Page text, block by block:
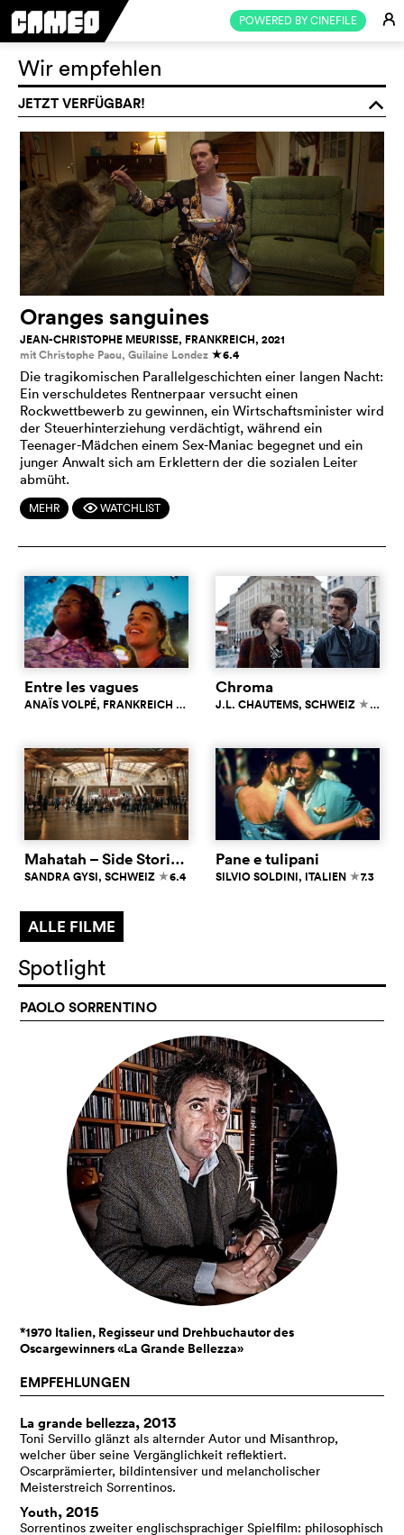
POWERED BY CINEFILE E
Wir empfehlen
JETZT VERFÜGBAR! o
Oranges sanguines
JEAN-CHRISTOPHE MEURISSE, FRANKREICH, 2021
mit Christophe Paou, Guilaine Londez c6.4
Die tragikomischen Parallelgeschichten einer langen Nacht:
Ein verschuldetes Rentnerpaar versucht einen
Rockwettbewerb zu gewinnen, ein Wirtschaftsminister wird
der Steuerhinterziehung verdächtigt, während ein
Teenager-Mädchen einem Sex-Maniac begegnet und ein
junger Anwalt sich am Erklettern der die sozialen Leiter
abmüht.
MEHR FWATCHLIST
Entre les vagues
ANAÏS VOLPÉ, FRANKREICH
Chroma
J.L. CHAUTEMS, SCHWEIZ c6.9
Mahatah – Side Stories from Main Stations
SANDRA GYSI, SCHWEIZ c6.4
Pane e tulipani
SILVIO SOLDINI, ITALIEN c7.3
ALLE FILME
Spotlight
PAOLO SORRENTINO
*1970 Italien, Regisseur und Drehbuchautor des
Oscargewinners «La Grande Bellezza»
EMPFEHLUNGEN
La grande bellezza, 2013
Toni Servillo glänzt als alternder Autor und Misanthrop,
welcher über seine Vergänglichkeit reflektiert.
Oscarprämierter, bildintensiver und melancholischer
Meisterstreich Sorrentinos.
Youth, 2015
Sorrentinos zweiter englischsprachiger Spielfilm: philosophisch